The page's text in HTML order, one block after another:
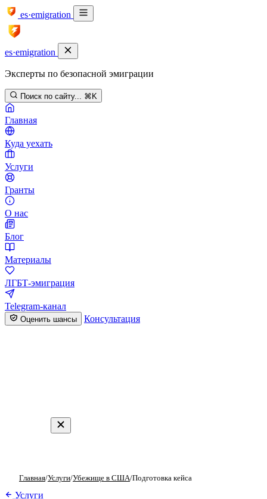
es·emigration
es·emigration
Эксперты по безопасной эмиграции
Поиск по сайту... ⌘K
Главная
Куда уехать
Услуги
Гранты
О нас
Блог
Материалы
ЛГБТ-эмиграция
Telegram-канал
Оценить шансы Консультация
Главная/Услуги/Убежище в США/Подготовка кейса
Услуги